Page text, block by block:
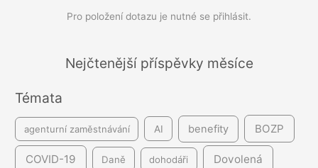
í
Pro položení dotazu je nutné se přihlásit.
Nejčtenější příspěvky měsíce
Témata
agenturní zaměstnávání AI benefity BOZP
COVID-19 Daně dohodáři Dovolená